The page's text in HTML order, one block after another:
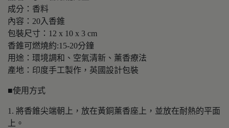
成分：香料
內容：20入香錐
包裝尺寸：12 x 10 x 3 cm
香錐可燃燒約:15-20分鐘
用途：環境調和、空氣清新、薰香療法
產地：印度手工製作，英國設計包裝
■使用方式
1. 將香錐尖端朝上，放在黃銅薰香座上，並放在耐熱的平面
上。